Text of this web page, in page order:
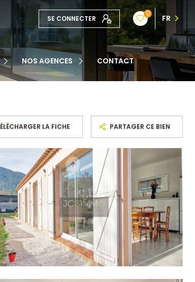
SE CONNECTER
0 FR
NOS AGENCES
NOTRE ÉQUIPE
CONTACT
LA FICHE PARTAGER CE BIEN